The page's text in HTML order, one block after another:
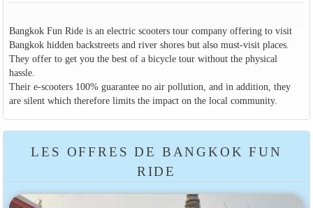
Bangkok Fun Ride is an electric scooters tour company offering to visit
Bangkok hidden backstreets and river shores but also must-visit places.
They offer to get you the best of a bicycle tour without the physical
hassle.
Their e-scooters 100% guarantee no air pollution, and in addition, they
are silent which therefore limits the impact on the local community.
LES OFFRES DE BANGKOK FUN
RIDE